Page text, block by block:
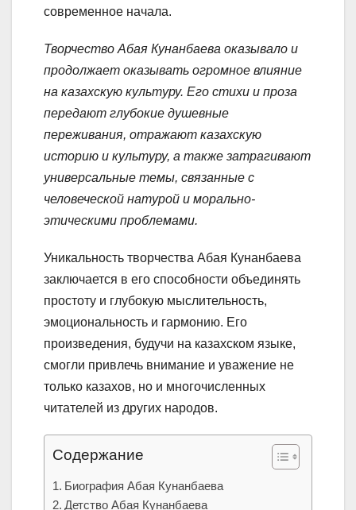
современное начала.
Творчество Абая Кунанбаева оказывало и
продолжает оказывать огромное влияние
на казахскую культуру. Его стихи и проза
передают глубокие душевные
переживания, отражают казахскую
историю и культуру, а также затрагивают
универсальные темы, связанные с
человеческой натурой и морально-
этическими проблемами.
Уникальность творчества Абая Кунанбаева
заключается в его способности объединять
простоту и глубокую мыслительность,
эмоциональность и гармонию. Его
произведения, будучи на казахском языке,
смогли привлечь внимание и уважение не
только казахов, но и многочисленных
читателей из других народов.
Содержание
Биография Абая Кунанбаева
Детство Абая Кунанбаева